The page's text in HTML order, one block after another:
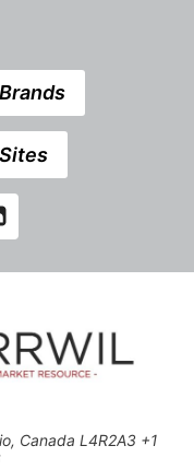
Canada L4R2A3 +1